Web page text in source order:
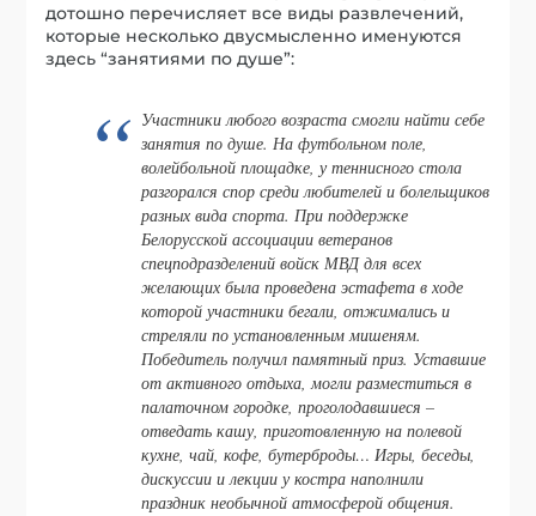
дотошно перечисляет все виды развлечений,
которые несколько двусмысленно именуются
здесь “занятиями по душе”:
Участники любого возраста смогли найти себе
занятия по душе. На футбольном поле,
волейбольной площадке, у теннисного стола
разгорался спор среди любителей и болельщиков
разных вида спорта. При поддержке
Белорусской ассоциации ветеранов
спецподразделений войск МВД для всех
желающих была проведена эстафета в ходе
которой участники бегали, отжимались и
стреляли по установленным мишеням.
Победитель получил памятный приз. Уставшие
от активного отдыха, могли разместиться в
палаточном городке, проголодавшиеся –
отведать кашу, приготовленную на полевой
кухне, чай, кофе, бутерброды… Игры, беседы,
дискуссии и лекции у костра наполнили
праздник необычной атмосферой общения.